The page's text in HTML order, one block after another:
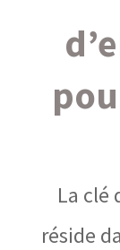
La clé
réside